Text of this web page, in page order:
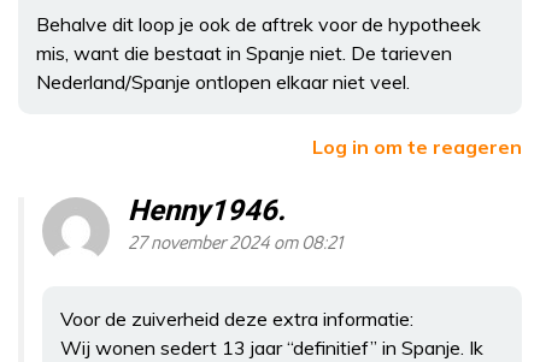
Behalve dit loop je ook de aftrek voor de hypotheek
mis, want die bestaat in Spanje niet. De tarieven
Nederland/Spanje ontlopen elkaar niet veel.
Log in om te reageren
Henny1946.
27 november 2024 om 08:21
Voor de zuiverheid deze extra informatie:
Wij wonen sedert 13 jaar “definitief” in Spanje. Ik